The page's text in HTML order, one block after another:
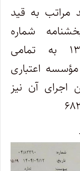
مراتب به قید
شماره
۹۶/۱۴۹۱۵۳ مورخ ۱۳۹۶/۰۵/۱۶ به تمامی
اعتباری
اجرای آن نیز